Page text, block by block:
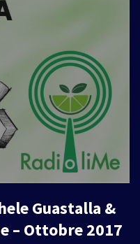
Guastalla &
– Ottobre 2017